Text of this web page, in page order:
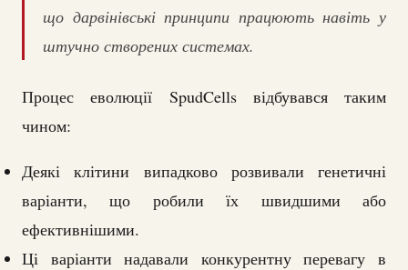
що дарвінівські принципи працюють навіть у
штучно створених системах.
Процес еволюції SpudCells відбувався таким
чином:
Деякі клітини випадково розвивали генетичні
варіанти, що робили їх швидшими або
ефективнішими.
Ці варіанти надавали конкурентну перевагу в